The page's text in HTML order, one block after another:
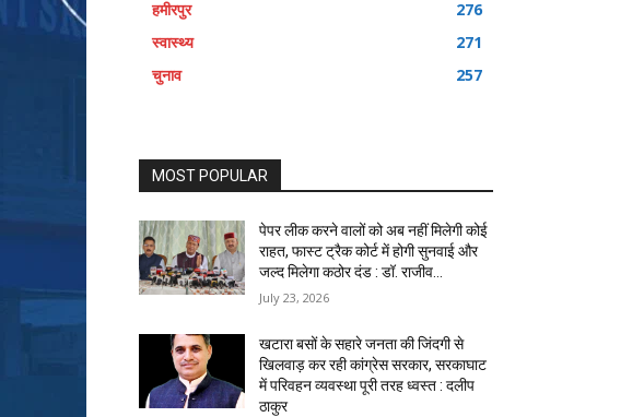
हमीरपुर
276
स्वास्थ्य
271
चुनाव
257
MOST POPULAR
पेपर लीक करने वालों को अब नहीं मिलेगी कोई
राहत, फास्ट ट्रैक कोर्ट में होगी सुनवाई और
जल्द मिलेगा कठोर दंड : डॉ. राजीव...
July 23, 2026
खटारा बसों के सहारे जनता की जिंदगी से
खिलवाड़ कर रही कांग्रेस सरकार, सरकाघाट
में परिवहन व्यवस्था पूरी तरह ध्वस्त : दलीप
ठाकुर